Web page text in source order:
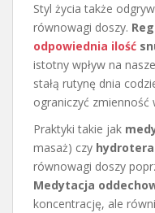
Styl życia także
równowagi doszy.
odpowiednia ilość
istotny wpływ na
stałą rutynę dnia
ograniczyć zmienność
Praktyki takie jak
masaż) czy
równowagi doszy
Medytacja
koncentrację, ale